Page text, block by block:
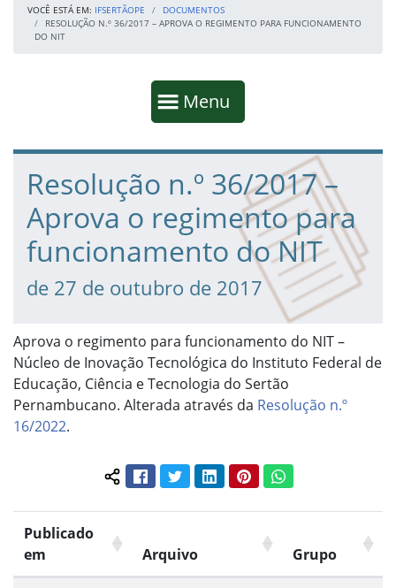
VOCÊ ESTÁ EM: IFSERTÃOPE
DOCUMENTOS
RESOLUÇÃO N.º 36/2017 – APROVA O REGIMENTO PARA FUNCIONAMENTO
DO NIT
Mostrar
Menu
Fim da navegação
Início do conteúdo
Resolução n.º 36/2017 –
Aprova o regimento para
funcionamento do NIT
de 27 de outubro de 2017
Aprova o regimento para funcionamento do NIT –
Núcleo de Inovação Tecnológica do Instituto Federal de
Educação, Ciência e Tecnologia do Sertão
Pernambucano. Alterada através da Resolução n.º
16/2022.
Compartilhar conteúdo:
FacebookTwitterLinkedInPinterestWhatsApp
Publicado
em
Arquivo Grupo